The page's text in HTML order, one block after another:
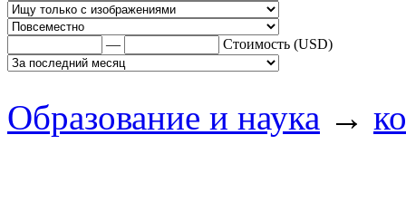
— Стоимость (USD)
Образование и наука →